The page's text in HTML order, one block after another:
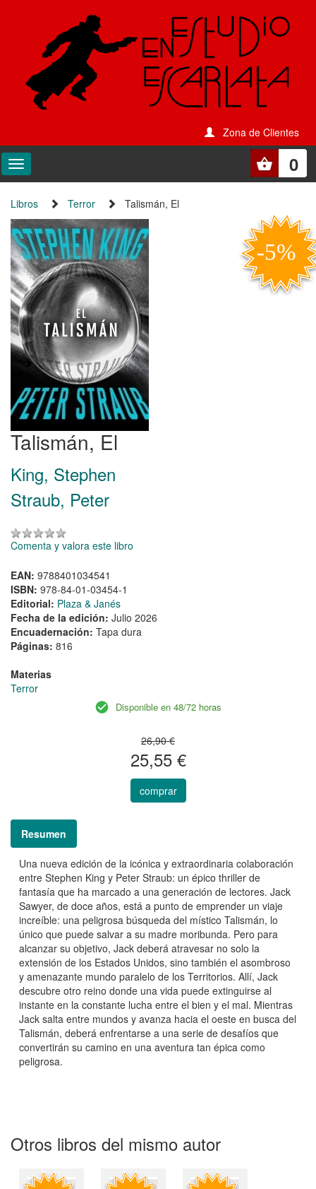
Zona de Clientes
0
Libros Terror Talismán, El
Talismán, El
King, Stephen
Straub, Peter
Comenta y valora este libro
EAN: 9788401034541
ISBN: 978-84-01-03454-1
Editorial: Plaza & Janés
Fecha de la edición: Julio 2026
Encuadernación: Tapa dura
Páginas: 816
Materias
Terror
Disponible en 48/72 horas
26,90 €
25,55 €
comprar
Resumen
Una nueva edición de la icónica y extraordinaria colaboración
entre Stephen King y Peter Straub: un épico thriller de
fantasía que ha marcado a una generación de lectores. Jack
Sawyer, de doce años, está a punto de emprender un viaje
increíble: una peligrosa búsqueda del místico Talismán, lo
único que puede salvar a su madre moribunda. Pero para
alcanzar su objetivo, Jack deberá atravesar no solo la
extensión de los Estados Unidos, sino también el asombroso
y amenazante mundo paralelo de los Territorios. Allí, Jack
descubre otro reino donde una vida puede extinguirse al
instante en la constante lucha entre el bien y el mal. Mientras
Jack salta entre mundos y avanza hacia el oeste en busca del
Talismán, deberá enfrentarse a una serie de desafíos que
convertirán su camino en una aventura tan épica como
peligrosa.
Otros libros del mismo autor